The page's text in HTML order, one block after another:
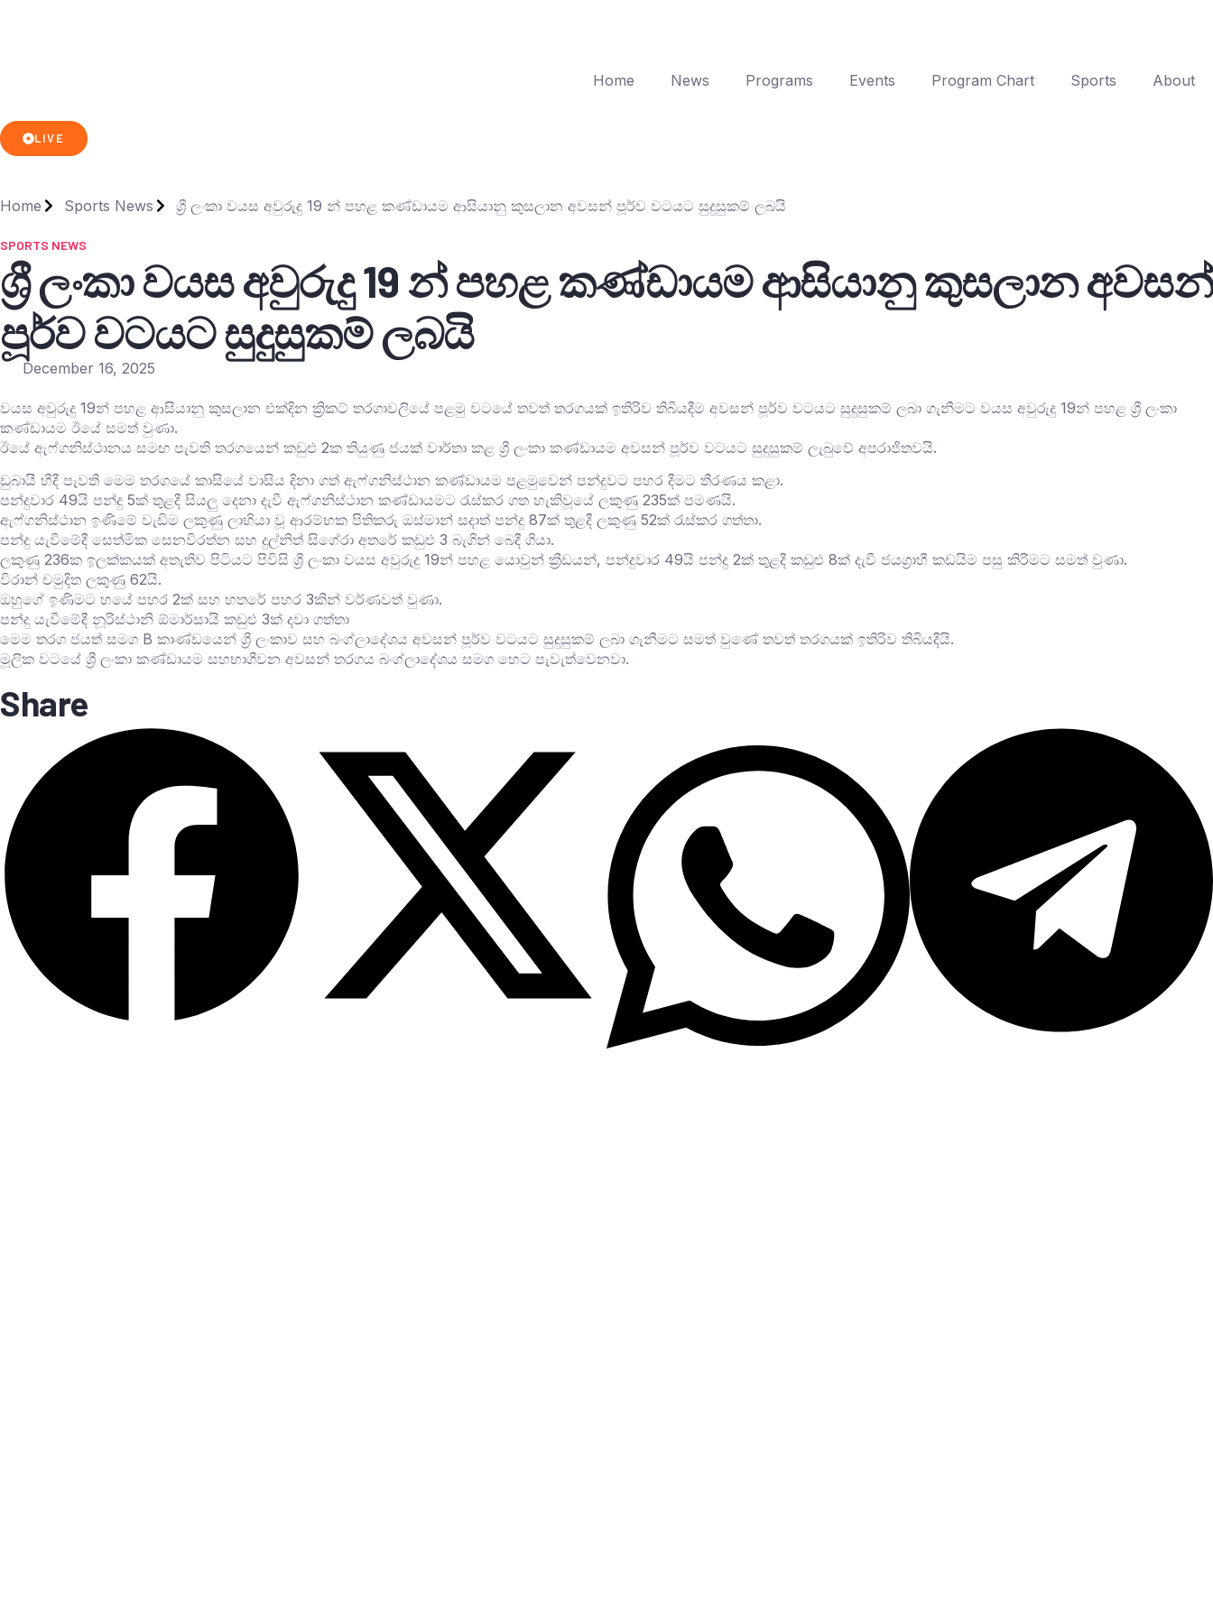
Home News Programs Events Program Chart Sports About
LIVE
Home Sports News ශ්‍රී ලංකා වයස අවුරුදු 19 න් පහළ කණ්ඩායම ආසියානු කුසලාන අවසන් පූර්ව වටයට සුදුසුකම් ලබයි
SPORTS NEWS
ශ්‍රී ලංකා වයස අවුරුදු 19 න් පහළ කණ්ඩායම ආසියානු කුසලාන අවසන්
පූර්ව වටයට සුදුසුකම් ලබයි
December 16, 2025
වයස අවුරුදු 19න් පහළ ආසියානු කුසලාන එක්දින ක්‍රිකට් තරගාවලියේ පළමු වටයේ තවත් තරගයක් ඉතිරිව තිබියදීම අවසන් පූර්ව වටයට සුදුසුකම් ලබා ගැනීමට වයස අවුරුදු 19න් පහළ ශ්‍රී ලංකා
කණ්ඩායම ඊයේ සමත් වුණා.
ඊයේ ඇෆ්ගනිස්ථානය සමඟ පැවති තරගයෙන් කඩුළු 2ක තියුණු ජයක් වාර්තා කළ ශ්‍රී ලංකා කණ්ඩායම අවසන් පූර්ව වටයට සුදුසුකම් ලැබුවේ අපරාජිතවයි.
ඩුබායී හීදී පැවති මෙම තරගයේ කාසියේ වාසිය දිනා ගත් ඇෆ්ගනිස්ථාන කණ්ඩායම පළමුවෙන් පන්දුවට පහර දීමට තීරණය කළා.
පන්දුවාර 49යි පන්දු 5ක් තුළදී සියලු දෙනා දැවී ඇෆ්ගනිස්ථාන කණ්ඩායමට රැස්කර ගත හැකිවූයේ ලකුණු 235ක් පමණයි.
ඇෆ්ගනිස්ථාන ඉණිමේ වැඩිම ලකුණු ලාභියා වූ ආරම්භක පිතිකරු ඔස්මාන් සදාත් පන්දු 87ක් තුළදී ලකුණු 52ක් රැස්කර ගත්තා.
පන්දු යැවීමේදී සෙත්මික සෙනවිරත්න සහ දුල්නිත් සිගේරා අතරේ කඩුළු 3 බැගින් බෙදී ගියා.
ලකුණු 236ක ඉලක්කයක් අතැතිව පිටියට පිවිසි ශ්‍රී ලංකා වයස අවුරුදු 19න් පහළ යොවුන් ක්‍රීඩයන්, පන්දුවාර 49යි පන්දු 2ක් තුළදී කඩුළු 8ක් දැවී ජයග්‍රාහී කඩයිම පසු කිරීමට සමත් වුණා.
විරාන් චමුදිත ලකුණු 62යි.
ඔහුගේ ඉණිමට හයේ පහර 2ක් සහ හතරේ පහර 3කින් වර්ණවත් වුණා.
පන්දු යැවීමේදී නූරිස්ථානි ඕමාර්සායි කඩුළු 3ක් දවා ගත්තා
මෙම තරග ජයත් සමග B කාණ්ඩයෙන් ශ්‍රී ලංකාව සහ බංග්ලාදේශය අවසන් පූර්ව වටයට සුදුසුකම් ලබා ගැනීමට සමත් වුණේ තවත් තරගයක් ඉතිරිව තිබියදීයි.
මූලික වටයේ ශ්‍රී ලංකා කණ්ඩායම සහභාගීවන අවසන් තරගය බංග්ලාදේශය සමග හෙට පැවැත්වෙනවා.
Share